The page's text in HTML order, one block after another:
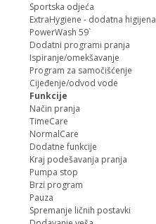
Sportska odjeća
ExtraHygiene - dodatna higijena
PowerWash 59`
Dodatni programi pranja
Ispiranje/omekšavanje
Program za samočišćenje
Cijeđenje/odvod vode
Funkcije
Način pranja
TimeCare
NormalCare
Dodatne funkcije
Kraj podešavanja pranja
Pumpa stop
Brzi program
Pauza
Spremanje ličnih postavki